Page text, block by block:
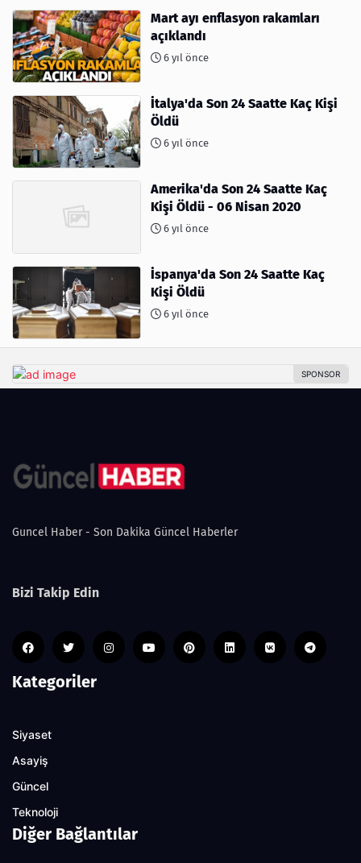
Mart ayı enflasyon rakamları
açıklandı
6 yıl önce
İtalya'da Son 24 Saatte Kaç Kişi
Öldü
6 yıl önce
Amerika'da Son 24 Saatte Kaç
Kişi Öldü - 06 Nisan 2020
6 yıl önce
İspanya'da Son 24 Saatte Kaç
Kişi Öldü
6 yıl önce
Guncel Haber - Son Dakika Güncel Haberler
Bizi Takip Edin
Kategoriler
Siyaset
Asayiş
Güncel
Teknoloji
Diğer Bağlantılar